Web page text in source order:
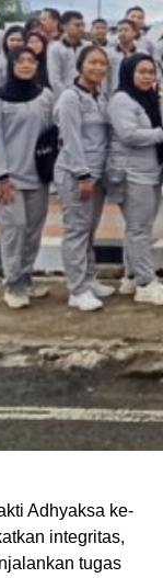
Adhyaksa ke-
integritas,
tugas